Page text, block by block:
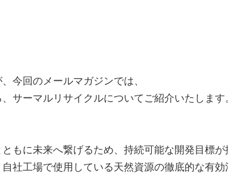
今回のメールマガジンでは、
サーマルリサイクルについてご紹介いたします
もに未来へ繋げるため、持続可能な開発目標が
社工場で使用している天然資源の徹底的な有